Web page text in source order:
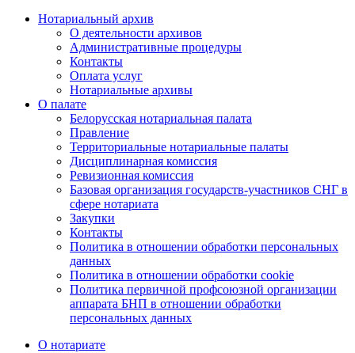
Нотариальный архив
О деятельности архивов
Административные процедуры
Контакты
Оплата услуг
Нотариальные архивы
О палате
Белорусская нотариальная палата
Правление
Территориальные нотариальные палаты
Дисциплинарная комиссия
Ревизионная комиссия
Базовая организация государств-участников СНГ в
сфере нотариата
Закупки
Контакты
Политика в отношении обработки персональных
данных
Политика в отношении обработки cookie
Политика первичной профсоюзной организации
аппарата БНП в отношении обработки
персональных данных
О нотариате